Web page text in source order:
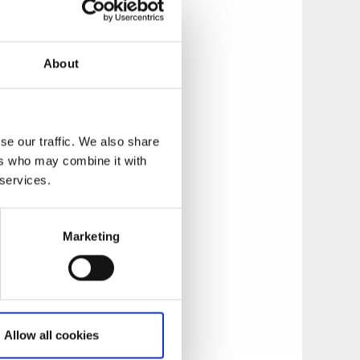
About
our traffic. We also share
who may combine it with
Marketing
Allow all cookies
Ta med
ett vikingaskepp.
hyrs ut.
det stora
det 17 ton tunga
bestämmer du
gör ett längre
av skeppet
varje tur.